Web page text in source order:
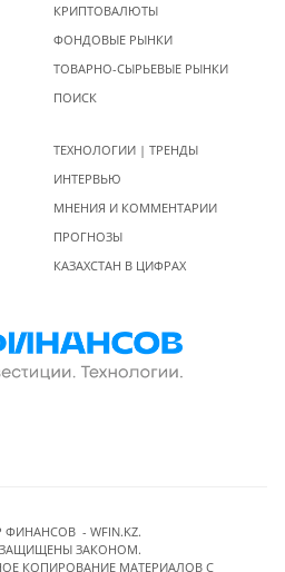
КРИПТОВАЛЮТЫ
ФОНДОВЫЕ РЫНКИ
ТОВАРНО-СЫРЬЕВЫЕ РЫНКИ
ПОИСК
ТЕХНОЛОГИИ | ТРЕНДЫ
ИНТЕРВЬЮ
МНЕНИЯ И КОММЕНТАРИИ
ПРОГНОЗЫ
КАЗАХСТАН В ЦИФРАХ
ФИНАНСОВ - WFIN.KZ.
ЗАЩИЩЕНЫ ЗАКОНОМ.
КОПИРОВАНИЕ МАТЕРИАЛОВ C